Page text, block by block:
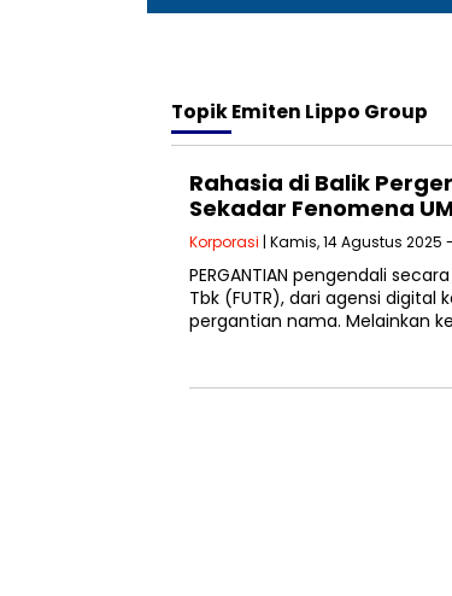
TopikEmiten Lippo Group
Rahasia di Balik
Sekadar Fenomena
Korporasi | Kamis, 14 Agustus 2025 -
PERGANTIAN pengendali
Tbk (FUTR), dari agensi digital
pergantian nama. Melainkan